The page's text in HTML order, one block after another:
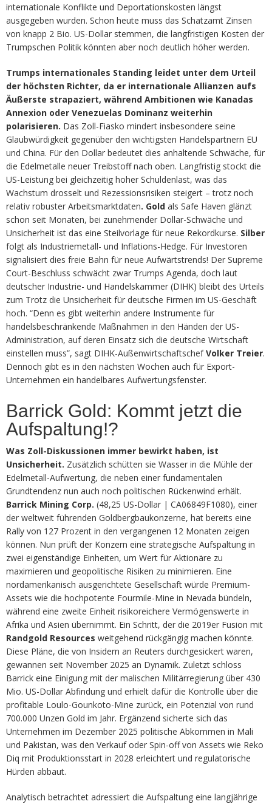
internationale Konflikte und Deportationskosten längst
ausgegeben wurden. Schon heute muss das Schatzamt Zinsen
von knapp 2 Bio. US-Dollar stemmen, die langfristigen Kosten der
Trumpschen Politik könnten aber noch deutlich höher werden.
Trumps internationales Standing leidet unter dem Urteil
der höchsten Richter, da er internationale Allianzen aufs
Äußerste strapaziert, während Ambitionen wie Kanadas
Annexion oder Venezuelas Dominanz weiterhin
polarisieren. Das Zoll-Fiasko mindert insbesondere seine
Glaubwürdigkeit gegenüber den wichtigsten Handelspartnern EU
und China. Für den Dollar bedeutet dies anhaltende Schwäche, für
die Edelmetalle neuer Treibstoff nach oben. Langfristig stockt die
US-Leistung bei gleichzeitig hoher Schuldenlast, was das
Wachstum drosselt und Rezessionsrisiken steigert – trotz noch
relativ robuster Arbeitsmarktdaten. Gold als Safe Haven glänzt
schon seit Monaten, bei zunehmender Dollar-Schwäche und
Unsicherheit ist das eine Steilvorlage für neue Rekordkurse. Silber
folgt als Industriemetall- und Inflations-Hedge. Für Investoren
signalisiert dies freie Bahn für neue Aufwärtstrends! Der Supreme
Court-Beschluss schwächt zwar Trumps Agenda, doch laut
deutscher Industrie- und Handelskammer (DIHK) bleibt des Urteils
zum Trotz die Unsicherheit für deutsche Firmen im US-Geschäft
hoch. “Denn es gibt weiterhin andere Instrumente für
handelsbeschränkende Maßnahmen in den Händen der US-
Administration, auf deren Einsatz sich die deutsche Wirtschaft
einstellen muss”, sagt DIHK-AußenwirtschaftschefVolker Treier.
Dennoch gibt es in den nächsten Wochen auch für Export-
Unternehmen ein handelbares Aufwertungsfenster.
Barrick Gold: Kommt jetzt die
Aufspaltung!?
Was Zoll-Diskussionen immer bewirkt haben, ist
Unsicherheit. Zusätzlich schütten sie Wasser in die Mühle der
Edelmetall-Aufwertung, die neben einer fundamentalen
Grundtendenz nun auch noch politischen Rückenwind erhält.
Barrick Mining Corp. (48,25 US-Dollar | CA06849F1080), einer
der weltweit führenden Goldbergbaukonzerne, hat bereits eine
Rally von 127 Prozent in den vergangenen 12 Monaten zeigen
können. Nun prüft der Konzern eine strategische Aufspaltung in
zwei eigenständige Einheiten, um Wert für Aktionäre zu
maximieren und geopolitische Risiken zu minimieren. Eine
nordamerikanisch ausgerichtete Gesellschaft würde Premium-
Assets wie die hochpotente Fourmile-Mine in Nevada bündeln,
während eine zweite Einheit risikoreichere Vermögenswerte in
Afrika und Asien übernimmt. Ein Schritt, der die 2019er Fusion mit
Randgold Resources weitgehend rückgängig machen könnte.
Diese Pläne, die von Insidern an Reuters durchgesickert waren,
gewannen seit November 2025 an Dynamik. Zuletzt schloss
Barrick eine Einigung mit der malischen Militärregierung über 430
Mio. US-Dollar Abfindung und erhielt dafür die Kontrolle über die
profitable Loulo-Gounkoto-Mine zurück, ein Potenzial von rund
700.000 Unzen Gold im Jahr. Ergänzend sicherte sich das
Unternehmen im Dezember 2025 politische Abkommen in Mali
und Pakistan, was den Verkauf oder Spin-off von Assets wie Reko
Diq mit Produktionsstart in 2028 erleichtert und regulatorische
Hürden abbaut.
Analytisch betrachtet adressiert die Aufspaltung eine langjährige